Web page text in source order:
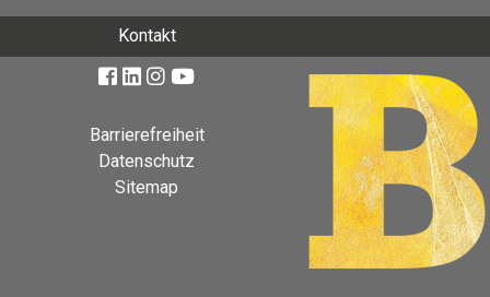
Kontakt
Barrierefreiheit
Datenschutz
Sitemap